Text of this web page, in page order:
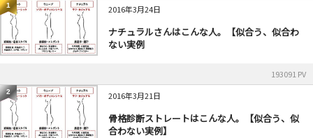
1 2016年3月24日
ナチュラルさんはこんな人。【似合う、似合わ
ない実例
193091 PV
2 2016年3月21日
骨格診断ストレートはこんな人。【似合う、似
合わない実例】